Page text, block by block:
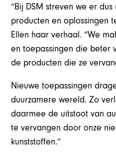
“Bij DSM streven we er
producten en oplossingen
Ellen haar verhaal. “We
en toepassingen die beter
de producten die ze
Nieuwe toepassingen
duurzamere wereld. Zo
daarmee de uitstoot van
te vervangen door onze
kunststoffen.”